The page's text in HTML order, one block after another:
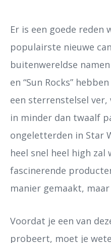
Er is een goede reden
populairste nieuwe
buitenwereldse namen
en “Sun Rocks”
een sterrenstelsel ver,
in minder dan twaalf
ongeletterden in Star
heel snel heel high zal
fascinerende
manier gemaakt,
Voordat je een van
probeert, moet je